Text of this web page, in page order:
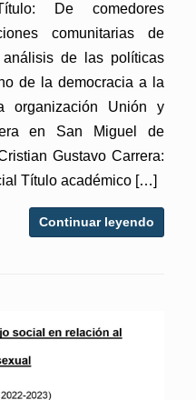
De comedores
comunitarias de
de las políticas
de la democracia a la
organización Unión y
en San Miguel de
Gustavo Carrera:
Título académico […]
Continuar leyendo